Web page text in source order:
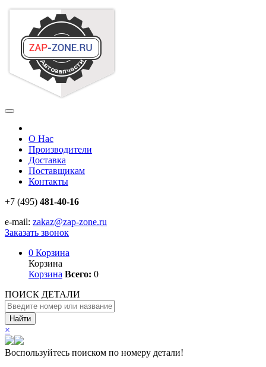
О Нас
Производители
Доставка
Поставщикам
Контакты
+7 (495) 481-40-16
e-mail: zakaz@zap-zone.ru
Заказать звонок
0 Корзина
Корзина
Корзина Всего: 0
ПОИСК ДЕТАЛИ
Найти
×
Воспользуйтесь поиском по номеру детали!